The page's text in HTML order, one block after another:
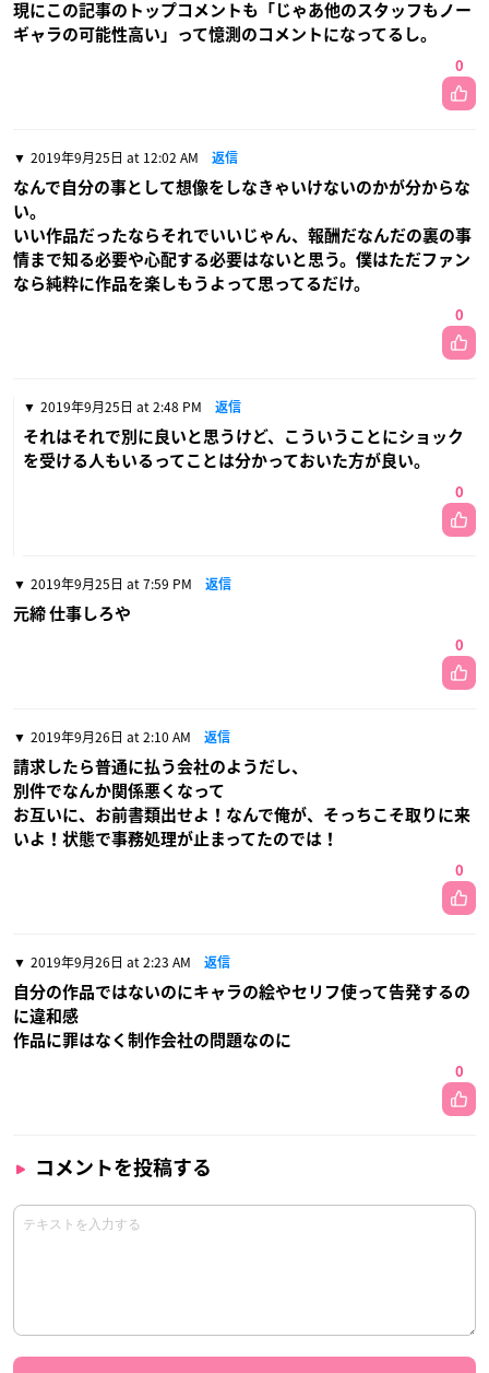
現にこの記事のトップコメントも「じゃあ他のスタッフもノー
ギャラの可能性高い」って憶測のコメントになってるし。
0
2019年9月25日 at 12:02 AM 返信
なんで自分の事として想像をしなきゃいけないのかが分からな
い。
いい作品だったならそれでいいじゃん、報酬だなんだの裏の事
情まで知る必要や心配する必要はないと思う。僕はただファン
なら純粋に作品を楽しもうよって思ってるだけ。
0
2019年9月25日 at 2:48 PM 返信
それはそれで別に良いと思うけど、こういうことにショック
を受ける人もいるってことは分かっておいた方が良い。
0
2019年9月25日 at 7:59 PM 返信
元締 仕事しろや
0
2019年9月26日 at 2:10 AM 返信
請求したら普通に払う会社のようだし、
別件でなんか関係悪くなって
お互いに、お前書類出せよ！なんで俺が、そっちこそ取りに来
いよ！状態で事務処理が止まってたのでは！
0
2019年9月26日 at 2:23 AM 返信
自分の作品ではないのにキャラの絵やセリフ使って告発するの
に違和感
作品に罪はなく制作会社の問題なのに
0
コメントを投稿する